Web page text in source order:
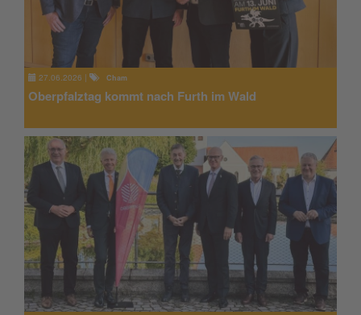
27.06.2026 | Cham
Oberpfalztag kommt nach Furth im Wald